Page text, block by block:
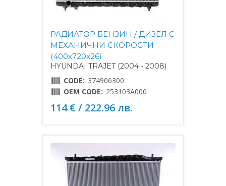
РАДИАТОР БЕНЗИН / ДИЗЕЛ С
МЕХАНИЧНИ СКОРОСТИ
(400x720x26)
HYUNDAI TRAJET (2004 - 2008)
CODE: 374906300
OEM CODE: 253103A000
114 € / 222.96 лв.